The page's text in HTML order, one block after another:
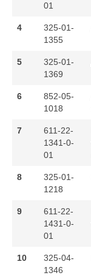
01
4
325-01-
1355
5
325-01-
1369
6
852-05-
1018
7
611-22-
1341-0-
01
8
325-01-
1218
9
611-22-
1431-0-
01
10
325-04-
1346